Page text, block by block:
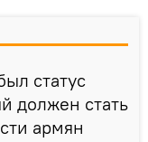
статус
должен стать
армян